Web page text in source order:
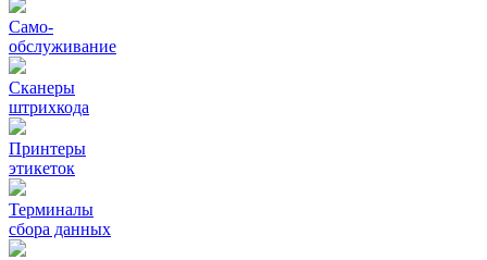
Само-
обслуживание
Сканеры
штрихкода
Принтеры
этикеток
Терминалы
сбора данных